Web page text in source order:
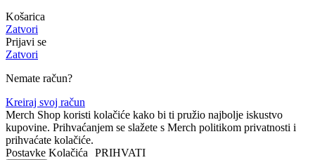
Košarica
Zatvori
Prijavi se
Zatvori
Nemate račun?
Kreiraj svoj račun
Merch Shop koristi kolačiće kako bi ti pružio najbolje iskustvo
kupovine. Prihvaćanjem se slažete s Merch politikom privatnosti i
prihvaćate kolačiće.
Postavke Kolačića PRIHVATI